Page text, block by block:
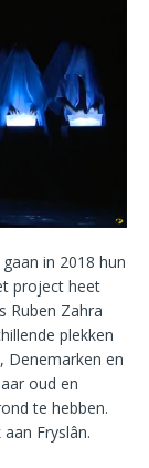
in 2018 hun
project heet
Ruben Zahra
plekken
Denemarken en
oud en
te hebben.
Fryslân.